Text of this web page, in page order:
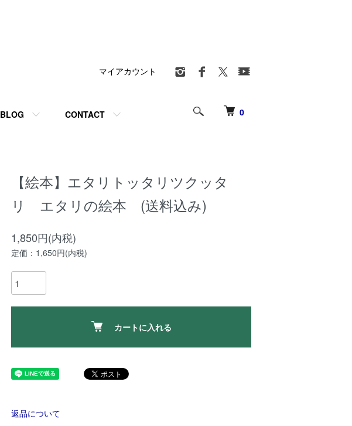
0
BLOG CONTACT
マイアカウント
【絵本】エタリトッタリツクッタ
リ エタリの絵本 (送料込み)
1,850円(内税)
定価：1,650円(内税)
カートに入れる
返品について